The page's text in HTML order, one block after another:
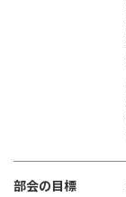
部会の目標